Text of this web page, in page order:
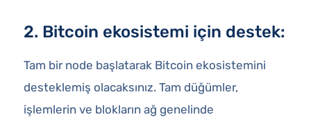
2. Bitcoin ekosistemi için destek:
Tam bir node başlatarak Bitcoin ekosistemini
desteklemiş olacaksınız. Tam düğümler,
işlemlerin ve blokların ağ genelinde